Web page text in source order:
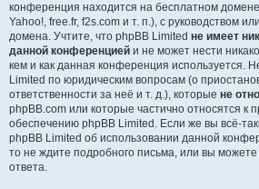
конференция находится на бесплатном
Yahoo!, free.fr, f2s.com и т. п.), с руководством
домена. Учтите, что phpBB Limited не имеет
данной конференцией и не может нести
кем и как данная конференция используется.
Limited по юридическим вопросам (о
ответственности за неё и т. д.), которые не
phpBB.com или которые частично относятся к
обеспечению phpBB Limited. Если же вы всё-
phpBB Limited об использовании данной
то не ждите подробного письма, или вы
ответа.